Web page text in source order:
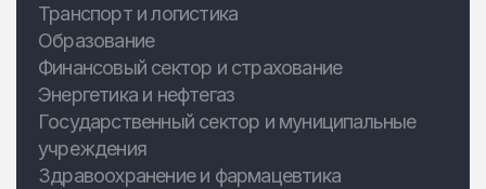
Транспорт и логистика
Образование
Финансовый сектор и страхование
Энергетика и нефтегаз
Государственный сектор и муниципальные
учреждения
Здравоохранение и фармацевтика